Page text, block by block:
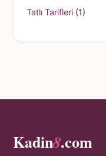
Tatlı Tarifleri (1)
Kadin8.com